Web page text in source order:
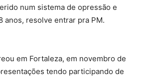
num sistema de opressão e
anos, resolve entrar pra PM.
em Fortaleza, em novembro de
tendo participando de